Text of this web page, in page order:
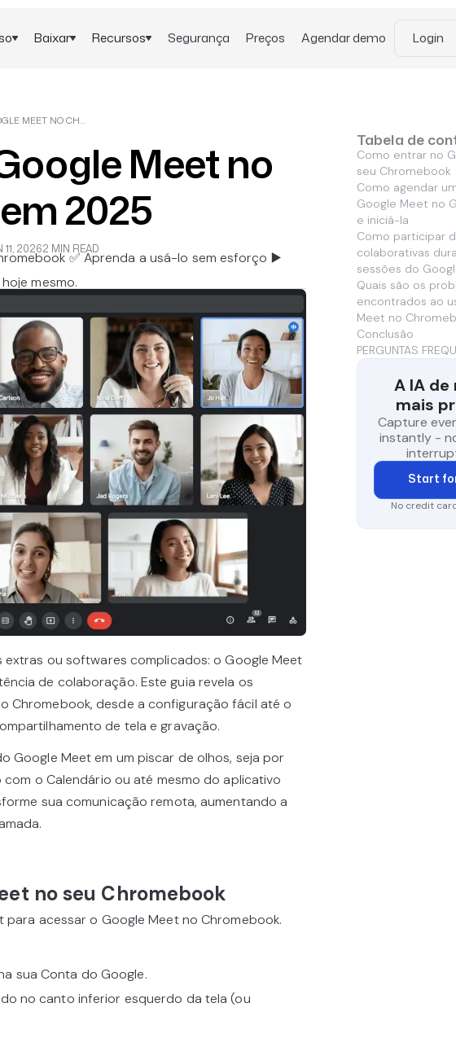
Baixar Recursos Segurança Preços Agendar demo Login
COMO USAR O GOOGLE MEET NO CHROMEBOOK EM 2025
Meet no
2025
11, 20262 MIN READ
✅ Aprenda a usá-lo sem esforço ▶️
mesmo.
ou softwares complicados: o Google Meet
de colaboração. Este guia revela os
Chromebook, desde a configuração fácil até o
de tela e gravação.
Google Meet em um piscar de olhos, seja por
o Calendário ou até mesmo do aplicativo
sua comunicação remota, aumentando a
no seu Chromebook
acessar o Google Meet no Chromebook.
sua Conta do Google.
no canto inferior esquerdo da tela (ou
Tabela de
Como entrar no
seu Chromebook
Como agendar
Google Meet no
e iniciá-la
Como participar
colaborativas
sessões do
Quais são os
encontrados ao
Meet no
Conclusão
PERGUNTAS
A IA de
mais
Capture
instantly -
Start
No credit